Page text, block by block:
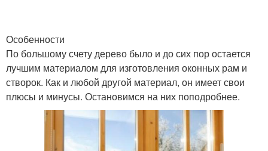
Особенности
По большому счету дерево было и до сих пор остается
лучшим материалом для изготовления оконных рам и
створок. Как и любой другой материал, он имеет свои
плюсы и минусы. Остановимся на них поподробнее.